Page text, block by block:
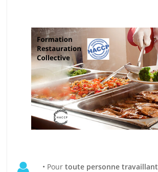
• Pour toute personne travaillant